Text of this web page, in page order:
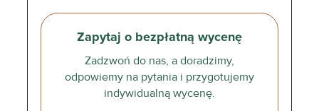
Zapytaj o bezpłatną wycenę
Zadzwoń do nas, a doradzimy,
odpowiemy na pytania i przygotujemy
indywidualną wycenę.